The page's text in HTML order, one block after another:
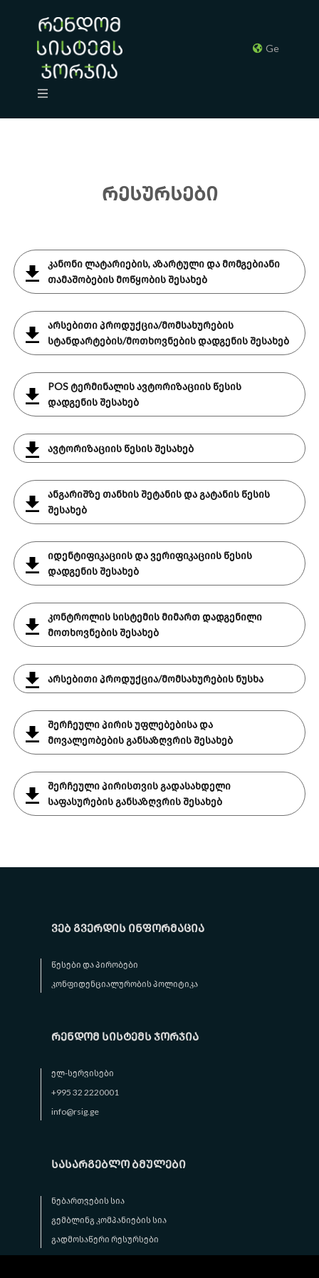
Ge
რესურსები
კანონი ლატარიების, აზარტული და მომგებიანი
თამაშობების მოწყობის შესახებ
არსებითი პროდუქცია/მომსახურების
სტანდარტების/მოთხოვნების დადგენის შესახებ
POS ტერმინალის ავტორიზაციის წესის
დადგენის შესახებ
ავტორიზაციის წესის შესახებ
ანგარიშზე თანხის შეტანის და გატანის წესის
შესახებ
იდენტიფიკაციის და ვერიფიკაციის წესის
დადგენის შესახებ
კონტროლის სისტემის მიმართ დადგენილი
მოთხოვნების შესახებ
არსებითი პროდუქცია/მომსახურების ნუსხა
შერჩეული პირის უფლებებისა და
მოვალეობების განსაზღვრის შესახებ
შერჩეული პირისთვის გადასახდელი
საფასურების განსაზღვრის შესახებ
ვებ გვერდის ინფორმაცია
წესები და პირობები
კონფიდენციალურობის პოლიტიკა
რენდომ სისტემს ჯორჯია
ელ-სერვისები
+995 32 2220001
info@rsig.ge
სასარგებლო ბმულები
ნებართვების სია
გემბლინგ კომპანიების სია
გადმოსაწერი რესურსები